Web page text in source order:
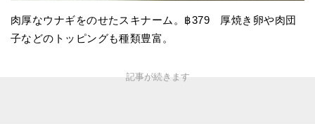
肉厚なウナギをのせたスキナーム。฿379 厚焼き卵や肉団
子などのトッピングも種類豊富。